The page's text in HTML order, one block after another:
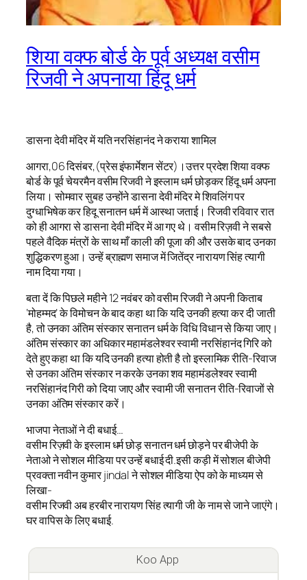
शिया वक्फ बोर्ड के पूर्व अध्यक्ष वसीम
रिजवी ने अपनाया हिंदू धर्म
डासना देवी मंदिर में यति नरसिंहानंद ने कराया शामिल
आगरा,06 दिसंबर,(प्रेस इंफार्मेशन सेंटर)।उत्तर प्रदेश शिया वक्‍फ
बोर्ड के पूर्व चेयरमैन वसीम रिजवी ने इस्‍लाम धर्म छोड़कर हिंदू धर्म अपना
लिया। सोमवार सुबह उन्होंने डासना देवी मंदिर मे शिवलिंग पर
दुग्धाभिषेक कर हिदू सनातन धर्म में आस्था जताई। रिजवी रविवार रात
को ही आगरा से डासना देवी मंदिर में आ गए थे। वसीम रिज़वी ने सबसे
पहले वैदिक मंत्रों के साथ माँ काली की पूजा की और उसके बाद उनका
शुद्धिकरण हुआ। उन्हें ब्राह्मण समाज में जितेंद्र नारायण सिंह त्यागी
नाम दिया गया।
बता दें कि पिछले महीने 12 नवंबर को वसीम रिजवी ने अपनी किताब
‘मोहम्मद’ के विमोचन के बाद कहा था कि यदि उनकी हत्या कर दी जाती
है, तो उनका अंतिम संस्कार सनातन धर्म के विधि विधान से किया जाए।
अंतिम संस्कार का अधिकार महामंडलेश्वर स्वामी नरसिंहानंद गिरि को
देते हुए कहा था कि यदि उनकी हत्या होती है तो इस्लामिक रीति-रिवाज
से उनका अंतिम संस्कार न करके उनका शव महामंडलेश्वर स्वामी
नरसिंहानंद गिरी को दिया जाए और स्वामी जी सनातन रीति-रिवाजों से
उनका अंतिम संस्कार करें।
भाजपा नेताओं ने दी बधाई…
वसीम रिज़वी के इस्लाम धर्म छोड़ सनातन धर्म छोड़ने पर बीजेपी के
नेताओ ने सोशल मीडिया पर उन्हें बधाई दी.इसी कड़ी में सोशल बीजेपी
प्रवक्ता नवीन कुमार jindal ने सोशल मीडिया ऐप को के माध्यम से
लिखा-
वसीम रिजवी अब हरबीर नारायण सिंह त्यागी जी के नाम से जाने जाएंगे।
घर वापिस के लिए बधाई.
Koo App